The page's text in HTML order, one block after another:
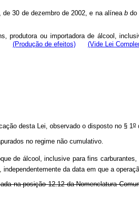
30 de dezembro de 2002, e na alínea bdo
ou importadora de álcool,
(Produção de efeitos) (Vide Lei
desta Lei, observado o disposto no § 1o
no regime não cumulativo.
de álcool, inclusive para fins
, independentemente da data em que a
na posição 12.12 da Nomenclatura